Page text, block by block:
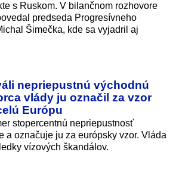
s Ruskom. V bilančnom rozhovore
predseda Progresívneho
Šimečka, kde sa vyjadril aj
nepriepustnú východnú
vlády ju označil za vzor
Európu
stopercentnú nepriepustnosť
a označuje ju za európsky vzor. Vláda
vízových škandálov.